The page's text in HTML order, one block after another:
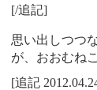
[/追記]
思い出しつつ
が、おおむね
[追記